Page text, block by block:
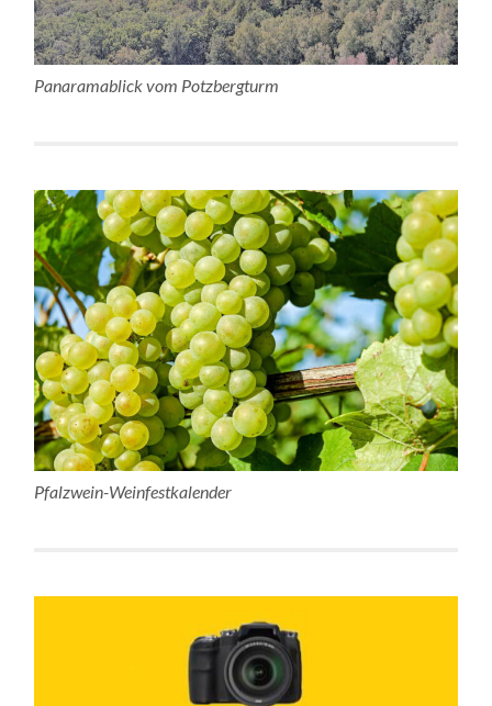
Panaramablick vom Potzbergturm
Pfalzwein-Weinfestkalender